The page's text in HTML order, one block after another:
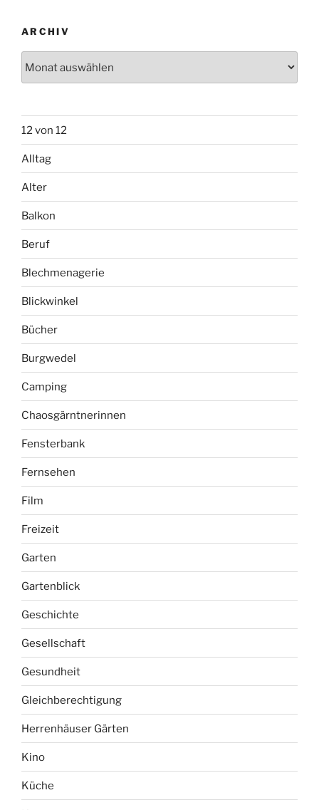
ARCHIV
12 von 12
Alltag
Alter
Balkon
Beruf
Blechmenagerie
Blickwinkel
Bücher
Burgwedel
Camping
Chaosgärntnerinnen
Fensterbank
Fernsehen
Film
Freizeit
Garten
Gartenblick
Geschichte
Gesellschaft
Gesundheit
Gleichberechtigung
Herrenhäuser Gärten
Kino
Küche